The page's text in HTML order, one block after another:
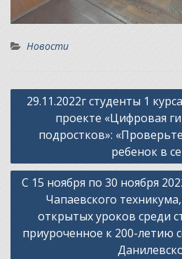
Новости
Навигация
записям
29.11.2022г студенты 1
проекте «Цифровая
подростков»:
ребенок в
С 15 ноября по 30 ноября
Чапаевского
открытых уроков среди
приуроченное к 200-летию